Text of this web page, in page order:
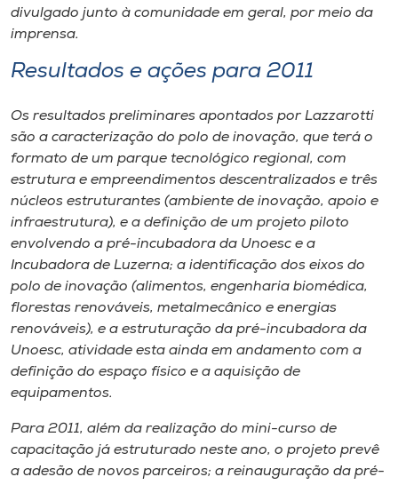
divulgado junto à comunidade em geral, por meio da
imprensa.
Resultados e ações para 2011
Os resultados preliminares apontados por Lazzarotti
são a caracterização do polo de inovação, que terá o
formato de um parque tecnológico regional, com
estrutura e empreendimentos descentralizados e três
núcleos estruturantes (ambiente de inovação, apoio e
infraestrutura), e a definição de um projeto piloto
envolvendo a pré-incubadora da Unoesc e a
Incubadora de Luzerna; a identificação dos eixos do
polo de inovação (alimentos, engenharia biomédica,
florestas renováveis, metalmecânico e energias
renováveis), e a estruturação da pré-incubadora da
Unoesc, atividade esta ainda em andamento com a
definição do espaço físico e a aquisição de
equipamentos.
Para 2011, além da realização do mini-curso de
capacitação já estruturado neste ano, o projeto prevê
a adesão de novos parceiros; a reinauguração da pré-